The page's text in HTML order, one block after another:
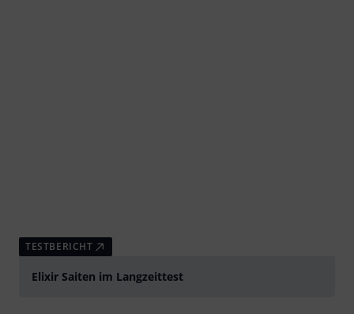
TESTBERICHT
Elixir Saiten im Langzeittest